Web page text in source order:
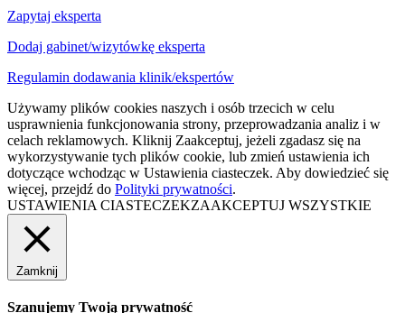
Zapytaj eksperta
Dodaj gabinet/wizytówkę eksperta
Regulamin dodawania klinik/ekspertów
Używamy plików cookies naszych i osób trzecich w celu
usprawnienia funkcjonowania strony, przeprowadzania analiz i w
celach reklamowych. Kliknij Zaakceptuj, jeżeli zgadasz się na
wykorzystywanie tych plików cookie, lub zmień ustawienia ich
dotyczące wchodząc w Ustawienia ciasteczek. Aby dowiedzieć się
więcej, przejdź do Polityki prywatności.
USTAWIENIA CIASTECZEKZAAKCEPTUJ WSZYSTKIE
Zamknij
Szanujemy Twoją prywatność